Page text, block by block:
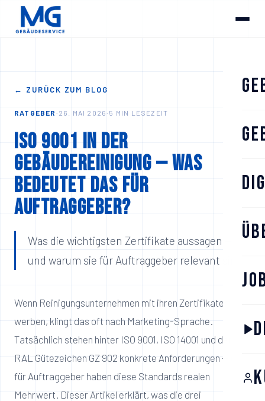
← ZURÜCK ZUM BLOG
RATGEBER · 26. MAI 2026 · 5 MIN LESEZEIT
ISO 9001 in der
Gebäudereinigung — was
bedeutet das für
Auftraggeber?
Was die wichtigsten Zertifikate aussagen —
und warum sie für Auftraggeber relevant sind.
Wenn Reinigungsunternehmen mit ihren Zertifikaten
werben, klingt das oft nach Marketing-Sprache.
Tatsächlich stehen hinter ISO 9001, ISO 14001 und dem
RAL Gütezeichen GZ 902 konkrete Anforderungen — und
für Auftraggeber haben diese Standards realen
Mehrwert. Dieser Artikel erklärt, was die drei